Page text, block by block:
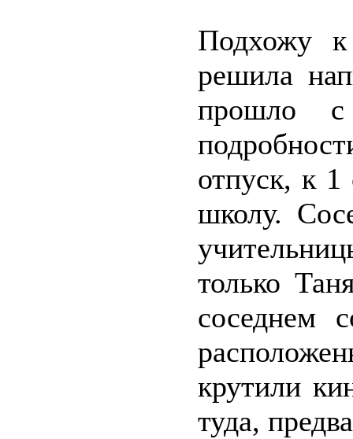
Подхожу к
решила
прошло
отпуск, к 1
школу.
только
соседнем
крутили
туда,